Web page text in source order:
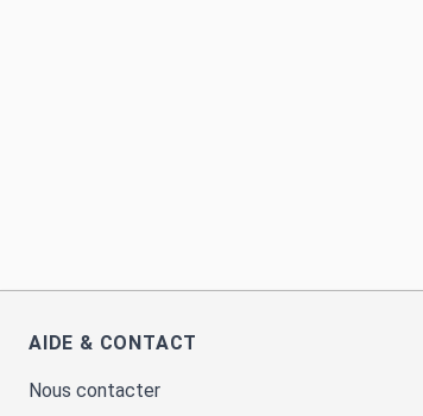
AIDE & CONTACT
Nous contacter